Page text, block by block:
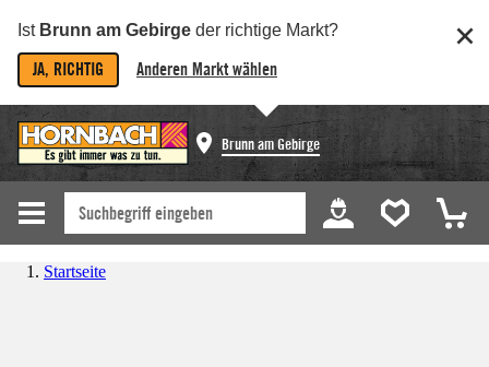
Ist Brunn am Gebirge der richtige Markt?
JA, RICHTIG Anderen Markt wählen
Brunn am Gebirge
Startseite